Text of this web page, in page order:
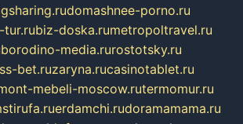
domashnee-porno.ru
biz-doska.rumetropoltravel.ru
borodino-media.rurostotsky.ru
bet.ruzaryna.rucasinotablet.ru
mebeli-moscow.rutermomur.ru
erdamchi.rudoramamama.ru